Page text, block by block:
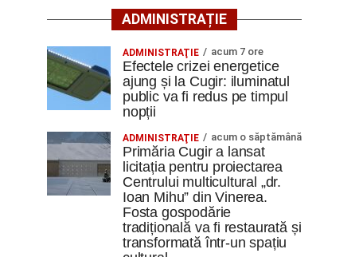
ADMINISTRAȚIE
ADMINISTRAŢIE acum 7 ore
Efectele crizei energetice
ajung și la Cugir: iluminatul
public va fi redus pe timpul
nopții
ADMINISTRAŢIE acum o săptămână
Primăria Cugir a lansat
licitația pentru proiectarea
Centrului multicultural „dr.
Ioan Mihu” din Vinerea.
Fosta gospodărie
tradițională va fi restaurată și
transformată într-un spațiu